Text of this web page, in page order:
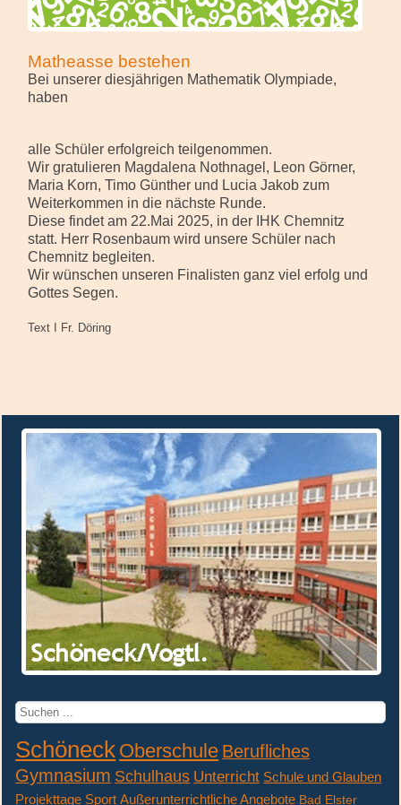
Matheasse bestehen
Bei unserer diesjährigen Mathematik Olympiade,
haben
alle Schüler erfolgreich teilgenommen.
Wir gratulieren Magdalena Nothnagel, Leon Görner,
Maria Korn, Timo Günther und Lucia Jakob zum
Weiterkommen in die nächste Runde.
Diese findet am 22.Mai 2025, in der IHK Chemnitz
statt. Herr Rosenbaum wird unsere Schüler nach
Chemnitz begleiten.
Wir wünschen unseren Finalisten ganz viel erfolg und
Gottes Segen.
Text I Fr. Döring
Suchen
Schöneck Oberschule Berufliches
Gymnasium Schulhaus Unterricht Schule und Glauben
Projekttage Sport Außerunterrichtliche Angebote Bad Elster